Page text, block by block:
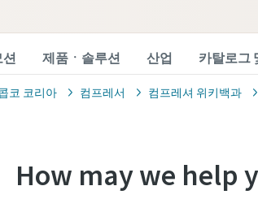
제품ㆍ솔루션 산업 카탈로그
코 코리아 컴프레서 컴프레셔 위키백과
How may we help